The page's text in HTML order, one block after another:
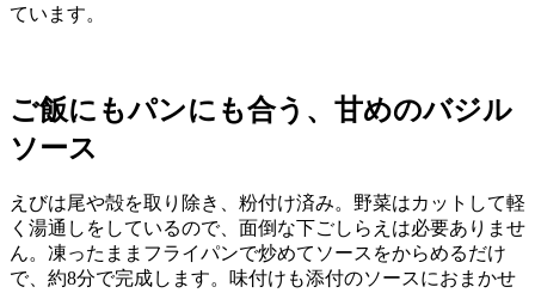
ています。
ご飯にもパンにも合う、甘めのバジル
ソース
えびは尾や殻を取り除き、粉付け済み。野菜はカットして軽
く湯通しをしているので、面倒な下ごしらえは必要ありませ
ん。凍ったままフライパンで炒めてソースをからめるだけ
で、約8分で完成します。味付けも添付のソースにおまかせ